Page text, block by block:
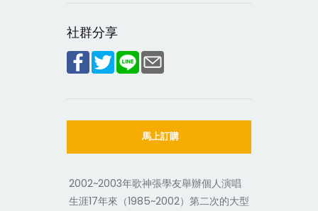
社群分享
馬上訂購
2002~2003年歌神張學友舉辦個人演唱
生涯17年來（1985~2002）第二次的大型